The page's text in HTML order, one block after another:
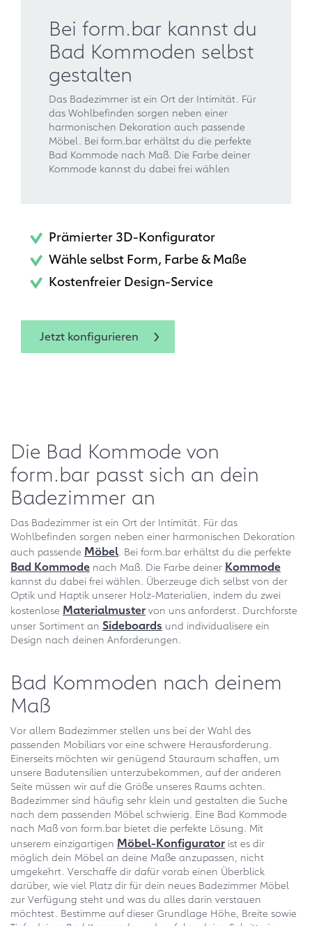
Bei form.bar kannst du
Bad Kommoden selbst
gestalten
Das Badezimmer ist ein Ort der Intimität. Für
das Wohlbefinden sorgen neben einer
harmonischen Dekoration auch passende
Möbel. Bei form.bar erhältst du die perfekte
Bad Kommode nach Maß. Die Farbe deiner
Kommode kannst du dabei frei wählen
Prämierter 3D-Konfigurator
Wähle selbst Form, Farbe & Maße
Kostenfreier Design-Service
Jetzt konfigurieren
Die Bad Kommode von
form.bar passt sich an dein
Badezimmer an
Das Badezimmer ist ein Ort der Intimität. Für das
Wohlbefinden sorgen neben einer harmonischen Dekoration
auch passende Möbel . Bei form.bar erhältst du die perfekte
Bad Kommode nach Maß. Die Farbe deiner Kommode
kannst du dabei frei wählen. Überzeuge dich selbst von der
Optik und Haptik unserer Holz-Materialien, indem du zwei
kostenlose Materialmuster von uns anforderst. Durchforste
unser Sortiment an Sideboards und individualisere ein
Design nach deinen Anforderungen.
Bad Kommoden nach deinem
Maß
Vor allem Badezimmer stellen uns bei der Wahl des
passenden Mobiliars vor eine schwere Herausforderung.
Einerseits möchten wir genügend Stauraum schaffen, um
unsere Badutensilien unterzubekommen, auf der anderen
Seite müssen wir auf die Größe unseres Raums achten.
Badezimmer sind häufig sehr klein und gestalten die Suche
nach dem passenden Möbel schwierig. Eine Bad Kommode
nach Maß von form.bar bietet die perfekte Lösung. Mit
unserem einzigartigen Möbel-Konfigurator ist es dir
möglich dein Möbel an deine Maße anzupassen, nicht
umgekehrt. Verschaffe dir dafür vorab einen Überblick
darüber, wie viel Platz dir für dein neues Badezimmer Möbel
zur Verfügung steht und was du alles darin verstauen
möchtest. Bestimme auf dieser Grundlage Höhe, Breite sowie